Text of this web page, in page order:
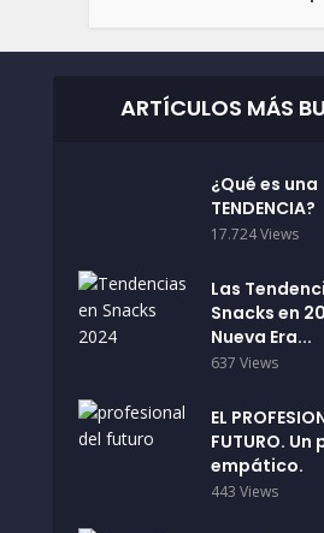
ARTÍCULOS MÁS
¿Qué es una
TENDENCIA?
17.724 Views
Las
Snacks en
Nueva Era...
637 Views
EL
FUTURO. Un
empático.
443 Views